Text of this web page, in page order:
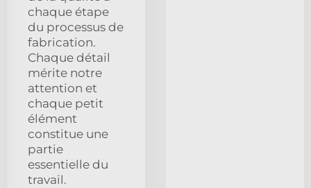
chaque étape
du processus de
fabrication.
Chaque détail
mérite notre
attention et
chaque petit
élément
constitue une
partie
essentielle du
travail.